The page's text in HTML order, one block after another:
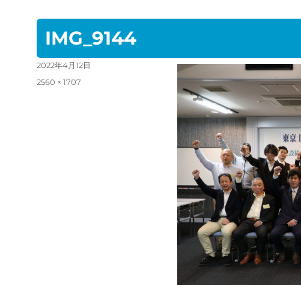
IMG_9144
投
2022年4月12日
フ
2560 × 1707